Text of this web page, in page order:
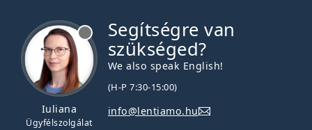
Iuliana
Ügyfélszolgálat
Segítségre van
szükséged?
We also speak English!
(H-P 7:30-15:00)
info@lentiamo.hu